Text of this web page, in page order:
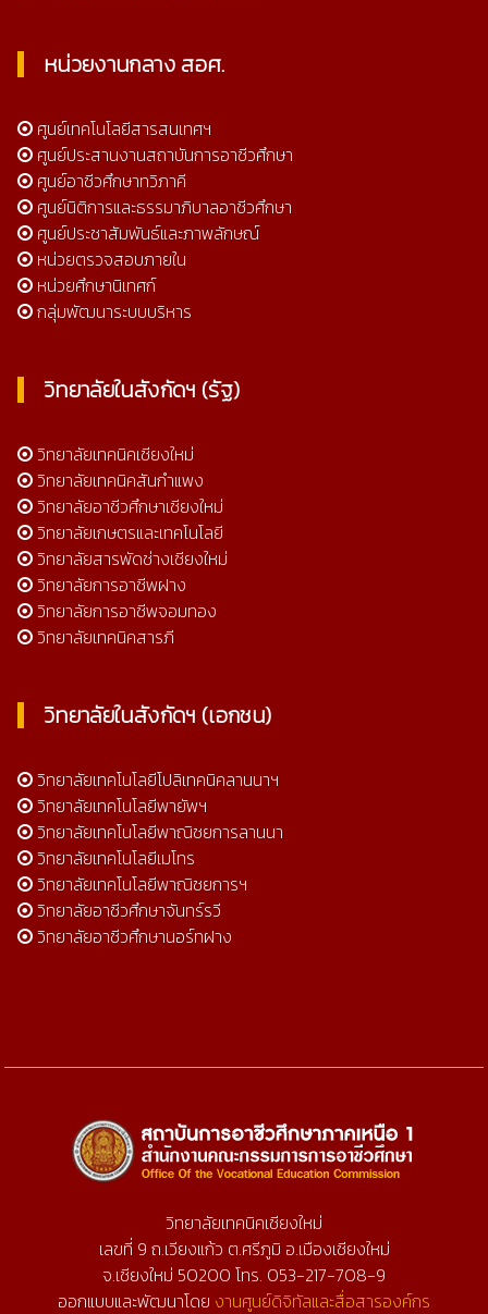
หน่วยงานกลาง สอศ.
ศูนย์เทคโนโลยีสารสนเทศฯ
ศูนย์ประสานงานสถาบันการอาชีวศึกษา
ศูนย์อาชีวศึกษาทวิภาคี
ศูนย์นิติการและธรรมาภิบาลอาชีวศึกษา
ศูนย์ประชาสัมพันธ์และภาพลักษณ์
หน่วยตรวจสอบภายใน
หน่วยศึกษานิเทศก์
กลุ่มพัฒนาระบบบริหาร
วิทยาลัยในสังกัดฯ (รัฐ)
วิทยาลัยเทคนิคเชียงใหม่
วิทยาลัยเทคนิคสันกำแพง
วิทยาลัยอาชีวศึกษาเชียงใหม่
วิทยาลัยเกษตรและเทคโนโลยี
วิทยาลัยสารพัดช่างเชียงใหม่
วิทยาลัยการอาชีพฝาง
วิทยาลัยการอาชีพจอมทอง
วิทยาลัยเทคนิคสารภี
วิทยาลัยในสังกัดฯ (เอกชน)
วิทยาลัยเทคโนโลยีโปลิเทคนิคลานนาฯ
วิทยาลัยเทคโนโลยีพายัพฯ
วิทยาลัยเทคโนโลยีพาณิชยการลานนา
วิทยาลัยเทคโนโลยีเมโทร
วิทยาลัยเทคโนโลยีพาณิชยการฯ
วิทยาลัยอาชีวศึกษาจันทร์รวี
วิทยาลัยอาชีวศึกษานอร์ทฝาง
วิทยาลัยเทคนิคเชียงใหม่
เลขที่ 9 ถ.เวียงแก้ว ต.ศรีภูมิ อ.เมืองเชียงใหม่
จ.เชียงใหม่ 50200 โทร. 053-217-708-9
ออกแบบและพัฒนาโดย งานศูนย์ดิจิทัลและสื่อสารองค์กร